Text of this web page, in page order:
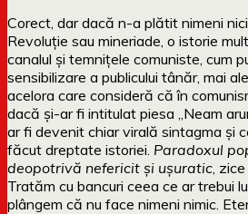
Corect, dar dacă n-a plătit nimeni
Revoluție sau mineriade, o istorie
canalul și temnițele comuniste, cum
sensibilizare a publicului tânăr, mai
acelora care consideră că în
dacă și-ar fi intitulat piesa „Neam
ar fi devenit chiar virală sintagma și
făcut dreptate istoriei. Paradoxul
deopotrivă nefericit și ușuratic ,
Tratăm cu bancuri ceea ce ar trebui
plângem că nu face nimeni nimic.